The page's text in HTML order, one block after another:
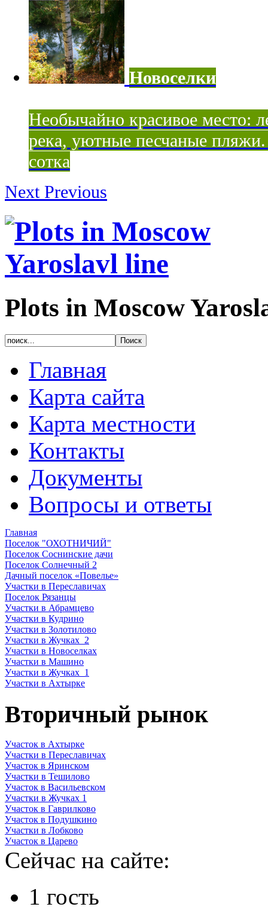
Новоселки
Необычайно красивое место:
река, уютные песчаные
сотка
Next Previous
Plots in Moscow
Главная
Карта сайта
Карта местности
Контакты
Документы
Вопросы и ответы
Главная
Поселок "ОХОТНИЧИЙ"
Поселок Соснинские дачи
Поселок Солнечный 2
Дачный поселок «Повелье»
Участки в Переславичах
Поселок Рязанцы
Участки в Абрамцево
Участки в Кудрино
Участки в Золотилово
Участки в Жучках_2
Участки в Новоселках
Участки в Машино
Участки в Жучках_1
Участки в Ахтырке
Вторичный рынок
Участок в Ахтырке
Участки в Переславичах
Участок в Яринском
Участки в Тешилово
Участок в Васильевском
Участки в Жучках 1
Участок в Гаврилково
Участок в Подушкино
Участки в Лобково
Участок в Царево
Сейчас на сайте:
1 гость